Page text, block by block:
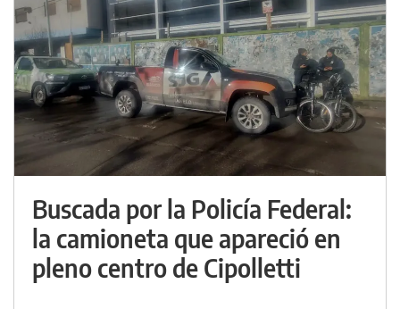
Buscada por la Policía Federal:
la camioneta que apareció en
pleno centro de Cipolletti